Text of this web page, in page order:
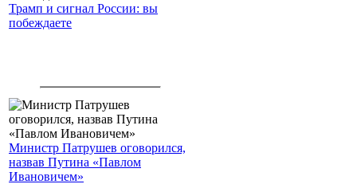
Трамп и сигнал России: вы
побеждаете
Министр Патрушев оговорился,
назвав Путина «Павлом
Ивановичем»